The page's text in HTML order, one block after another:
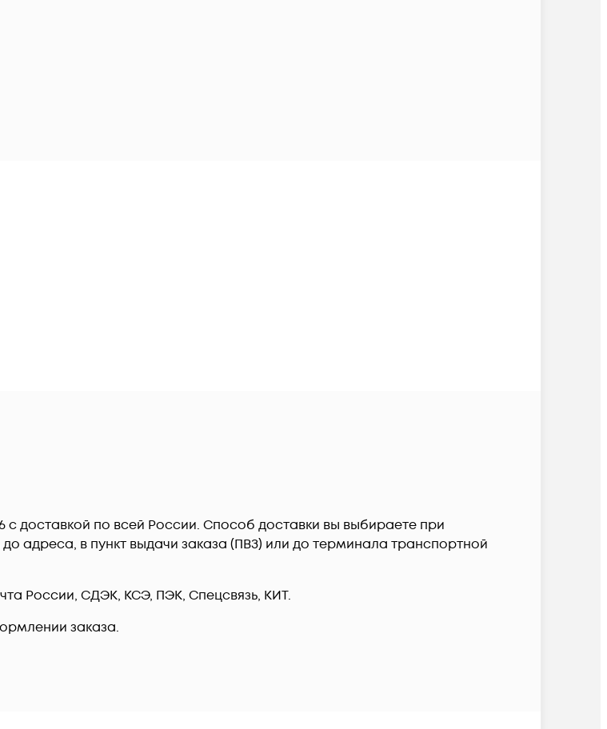
c доставкой по всей России. Способ доставки вы выбираете при
адреса, в пункт выдачи заказа (ПВЗ) или до терминала транспортной
России, СДЭК, КСЭ, ПЭК, Спецсвязь, КИТ.
заказа.